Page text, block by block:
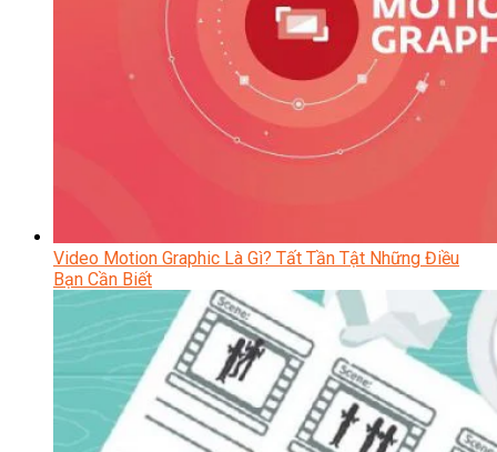
Video Motion Graphic Là Gì? Tất Tần Tật Những Điều
Bạn Cần Biết